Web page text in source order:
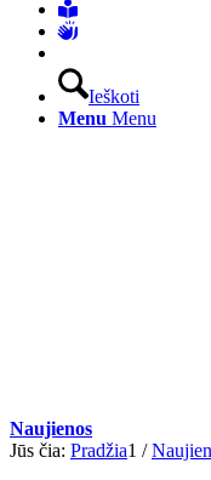
Ieškoti
Menu Menu
Naujienos
Jūs čia: Pradžia1 /